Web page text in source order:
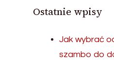
Ostatnie wpisy
Jak wybrać
szambo do